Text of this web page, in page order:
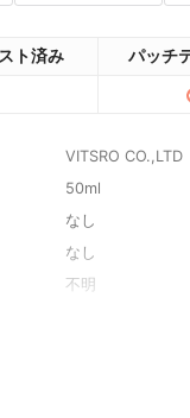
ト済み パッチ
VITSRO CO.,LTD
50ml
なし
なし
不明